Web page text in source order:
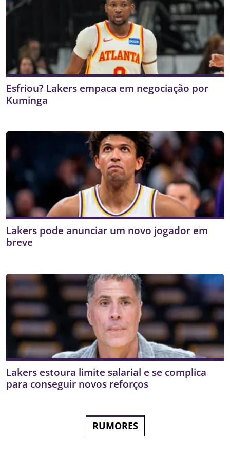
Esfriou? Lakers empaca em negociação por
Kuminga
Lakers pode anunciar um novo jogador em
breve
Lakers estoura limite salarial e se complica
para conseguir novos reforços
RUMORES